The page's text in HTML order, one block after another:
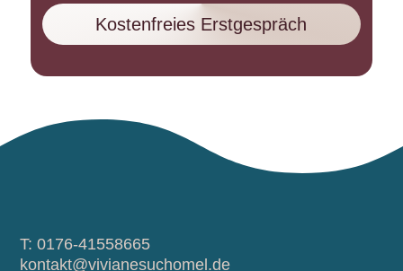
Kostenfreies Erstgespräch
T: 0176-41558665
kontakt@vivianesuchomel.de